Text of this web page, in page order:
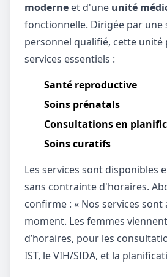
moderne et d'une unité
fonctionnelle. Dirigée par une
personnel qualifié, cette unité
services essentiels :
Santé reproductive
Soins prénatals
Consultations en
Soins curatifs
Les services sont disponibles
sans contrainte d'horaires.
confirme : « Nos services sont
moment. Les femmes
d’horaires, pour les
IST, le VIH/SIDA, et la